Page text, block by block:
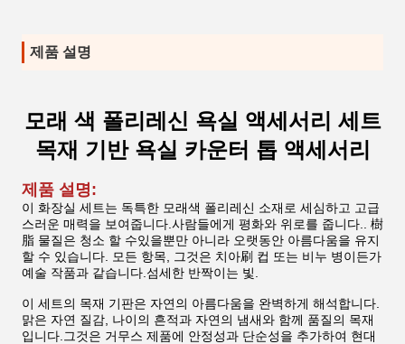
제품 설명
모래 색 폴리레신 욕실 액세서리 세트
목재 기반 욕실 카운터 톱 액세서리
제품 설명:
이 화장실 세트는 독특한 모래색 폴리레신 소재로 세심하고 고급
스러운 매력을 보여줍니다.사람들에게 평화와 위로를 줍니다.. 樹
脂 물질은 청소 할 수있을뿐만 아니라 오랫동안 아름다움을 유지
할 수 있습니다. 모든 항목, 그것은 치아刷 컵 또는 비누 병이든가
예술 작품과 같습니다.섬세한 반짝이는 빛.
이 세트의 목재 기판은 자연의 아름다움을 완벽하게 해석합니다.
맑은 자연 질감, 나이의 흔적과 자연의 냄새와 함께 품질의 목재
입니다.그것은 거무스 제품에 안정성과 단순성을 추가하여 현대